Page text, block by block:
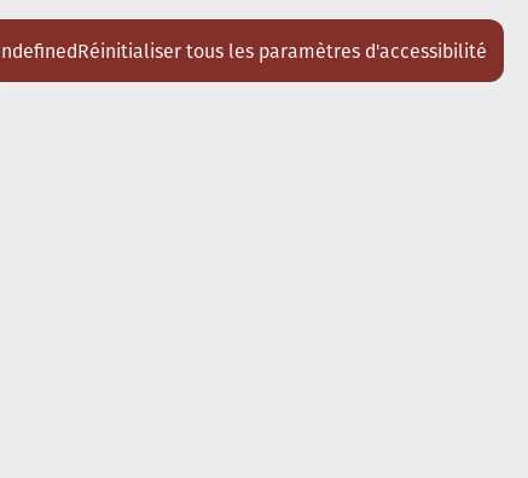
Réinitialiser tous les paramètres d'accessibilité